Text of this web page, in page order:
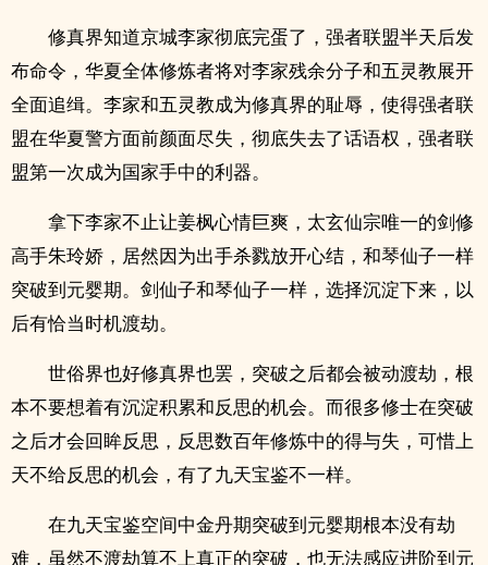
修真界知道京城李家彻底完蛋了，强者联盟半天后发
布命令，华夏全体修炼者将对李家残余分子和五灵教展开
全面追缉。李家和五灵教成为修真界的耻辱，使得强者联
盟在华夏警方面前颜面尽失，彻底失去了话语权，强者联
盟第一次成为国家手中的利器。
拿下李家不止让姜枫心情巨爽，太玄仙宗唯一的剑修
高手朱玲娇，居然因为出手杀戮放开心结，和琴仙子一样
突破到元婴期。剑仙子和琴仙子一样，选择沉淀下来，以
后有恰当时机渡劫。
世俗界也好修真界也罢，突破之后都会被动渡劫，根
本不要想着有沉淀积累和反思的机会。而很多修士在突破
之后才会回眸反思，反思数百年修炼中的得与失，可惜上
天不给反思的机会，有了九天宝鉴不一样。
在九天宝鉴空间中金丹期突破到元婴期根本没有劫
难，虽然不渡劫算不上真正的突破，也无法感应进阶到元